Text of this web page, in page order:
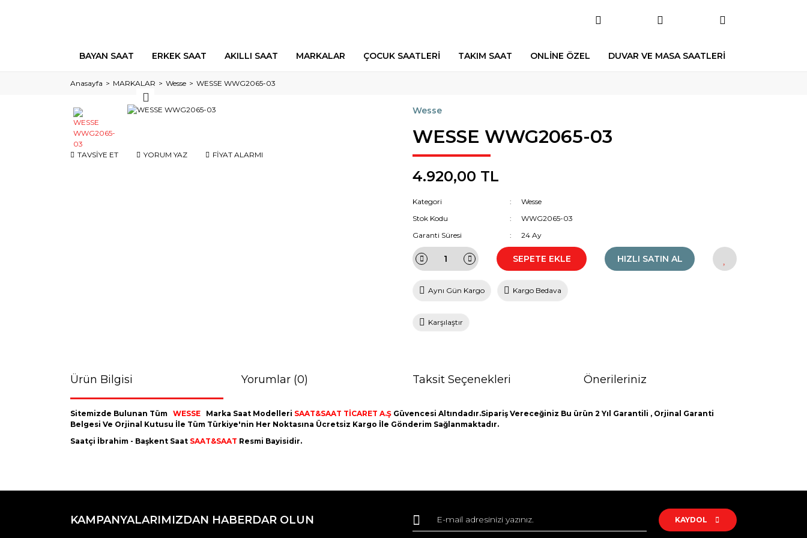
BAYAN SAAT ERKEK SAAT AKILLI SAAT MARKALAR ÇOCUK SAATLERİ TAKIM SAAT ONLİNE ÖZEL DUVAR VE MASA SAATLERİ
Anasayfa MARKALAR Wesse WESSE WWG2065-03
TAVSİYE ET YORUM YAZ FİYAT ALARMI
Wesse
WESSE WWG2065-03
4.920,00 TL
Kategori
Wesse
Stok Kodu
WWG2065-03
Garanti Süresi
24 Ay
SEPETE EKLE HIZLI SATIN AL
Aynı Gün Kargo Kargo Bedava
Karşılaştır
Ürün Bilgisi Yorumlar (0) Taksit Seçenekleri Önerileriniz
Sitemizde Bulunan Tüm WESSE Marka Saat Modelleri SAAT&SAAT TİCARET A.Ş Güvencesi Altındadır.Sipariş Vereceğiniz Bu ürün 2 Yıl Garantili , Orjinal Garanti
Belgesi Ve Orjinal Kutusu İle Tüm Türkiye'nin Her Noktasına Ücretsiz Kargo İle Gönderim Sağlanmaktadır.
Saatçi İbrahim - Başkent Saat SAAT&SAAT Resmi Bayisidir.
Yorum Yaz
Görüş ve önerileriniz için teşekkür ederiz.
Ürün resmi kalitesiz, bozuk veya görüntülenemiyor.
KAMPANYALARIMIZDAN HABERDAR OLUN KAYDOL